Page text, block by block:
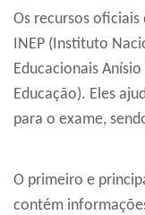
Os recursos
INEP (Instituto
Educacionais
Educação). Eles
para o exame,
O primeiro e
contém